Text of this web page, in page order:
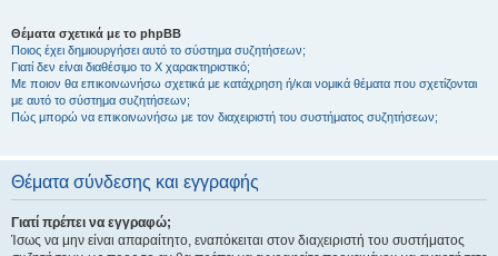
Θέματα σχετικά με το phpBB
Ποιος έχει δημιουργήσει αυτό το σύστημα συζητήσεων;
Γιατί δεν είναι διαθέσιμο το Χ χαρακτηριστικό;
Με ποιον θα επικοινωνήσω σχετικά με κατάχρηση ή/και νομικά θέματα που σχετίζονται
με αυτό το σύστημα συζητήσεων;
Πώς μπορώ να επικοινωνήσω με τον διαχειριστή του συστήματος συζητήσεων;
Θέματα σύνδεσης και εγγραφής
Γιατί πρέπει να εγγραφώ;
Ίσως να μην είναι απαραίτητο, εναπόκειται στον διαχειριστή του συστήματος